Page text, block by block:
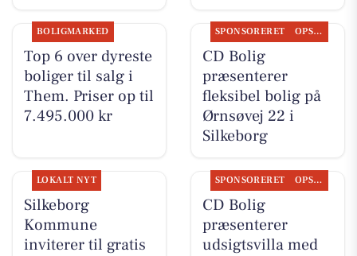
BOLIGMARKED
Top 6 over dyreste
boliger til salg i
Them. Priser op til
7.495.000 kr
SPONSORERET OPSLAGSTAVLEN
CD Bolig
præsenterer
fleksibel bolig på
Ørnsøvej 22 i
Silkeborg
LOKALT NYT
Silkeborg
Kommune
inviterer til gratis
SPONSORERET OPSLAGSTAVLEN
CD Bolig
præsenterer
udsigtsvilla med